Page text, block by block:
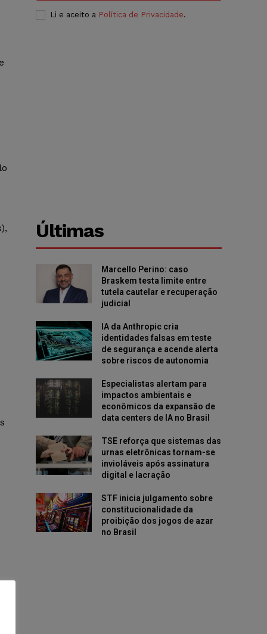
Li e aceito a Política de Privacidade.
Últimas
Marcello Perino: caso
Braskem testa limite entre
tutela cautelar e recuperação
judicial
IA da Anthropic cria
identidades falsas em teste
de segurança e acende alerta
sobre riscos de autonomia
Especialistas alertam para
impactos ambientais e
econômicos da expansão de
data centers de IA no Brasil
TSE reforça que sistemas das
urnas eletrônicas tornam-se
invioláveis após assinatura
digital e lacração
STF inicia julgamento sobre
constitucionalidade da
proibição dos jogos de azar
no Brasil